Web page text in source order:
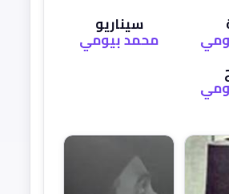
سيناريو
محمد بيومي